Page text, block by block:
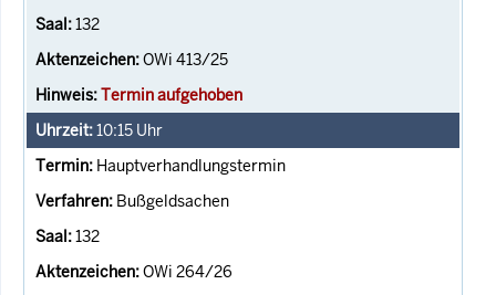
132
OWi 413/25
Termin aufgehoben
10:15 Uhr
Hauptverhandlungstermin
Bußgeldsachen
132
OWi 264/26